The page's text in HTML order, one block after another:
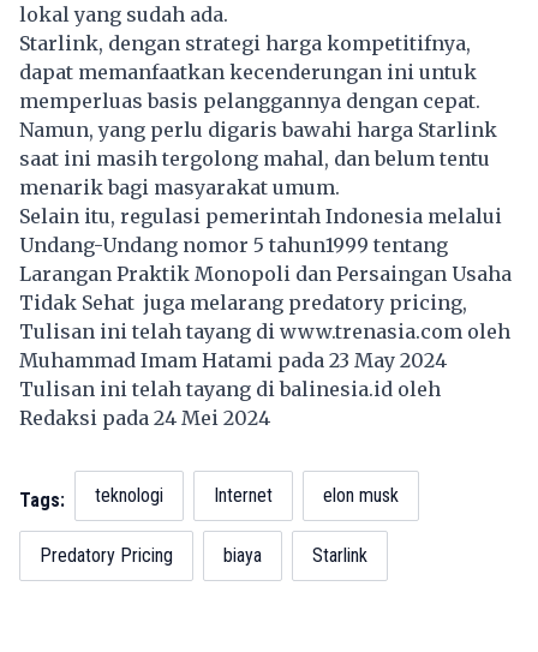
lokal yang sudah ada.
Starlink, dengan strategi harga kompetitifnya,
dapat memanfaatkan kecenderungan ini untuk
memperluas basis pelanggannya dengan cepat.
Namun, yang perlu digaris bawahi harga Starlink
saat ini masih tergolong mahal, dan belum tentu
menarik bagi masyarakat umum.
Selain itu, regulasi pemerintah Indonesia melalui
Undang-Undang nomor 5 tahun1999 tentang
Larangan Praktik Monopoli dan Persaingan Usaha
Tidak Sehat juga melarang predatory pricing,
Tulisan ini telah tayang di www.trenasia.com oleh
Muhammad Imam Hatami pada 23 May 2024
Tulisan ini telah tayang dibalinesia.id oleh
Redaksi pada 24 Mei 2024
Tags: teknologi Internet elon musk
Predatory Pricing biaya Starlink